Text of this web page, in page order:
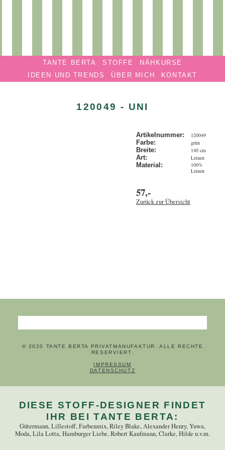
BERTA
Privatmanufaktur
Navigation überspringenTANTE BERTA STOFFE
NÄHKURSE
IDEEN UND TRENDS
ÜBER MICH KONTAKT
120049 - UNI
Artikelnummer:
120049
Farbe:
grün
Breite:
140 cm
Art:
Leinen
Material:
100%
Leinen
57,-
Zurück zur Übersicht
Suchbegriffe
© 2020 TANTE BERTA PRIVATMANUFAKTUR. ALLE RECHTE
RESERVIERT.
NAVIGATION ÜBERSPRINGEN
IMPRESSUM
DATENSCHUTZ
DIESE STOFF-DESIGNER FINDET
IHR BEI TANTE BERTA:
Gütermann, Lillestoff, Farbenmix, Riley Blake, Alexander Henry, Yuwa,
Moda, Lila Lotta, Hamburger Liebe, Robert Kaufmann, Clarke, Hilde u.v.m.